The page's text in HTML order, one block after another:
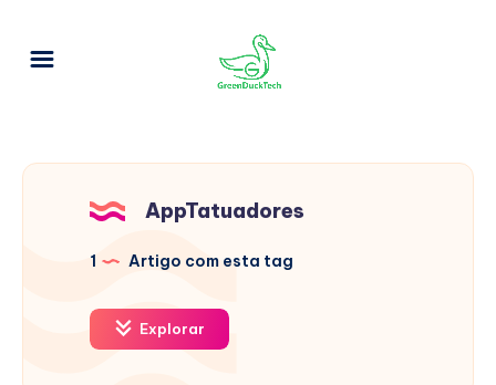
AppTatuadores
1 Artigo com esta tag
Explorar